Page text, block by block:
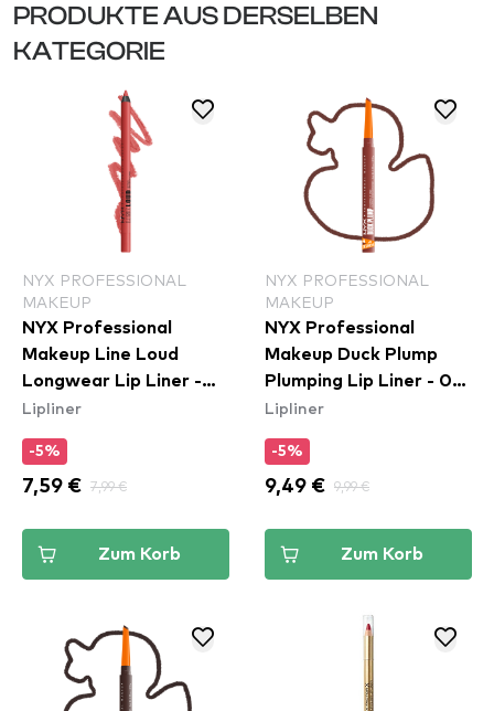
PRODUKTE AUS DERSELBEN
KATEGORIE
NYX PROFESSIONAL
MAKEUP
NYX Professional
Makeup Line Loud
Longwear Lip Liner -
Rebel Red (LLLP11)
Lipliner
-5%
7,59 € 7,99 €
Zum Korb
NYX PROFESSIONAL
MAKEUP
NYX Professional
Makeup Duck Plump
Plumping Lip Liner - 07
Swollen Spice
Lipliner
-5%
9,49 € 9,99 €
Zum Korb